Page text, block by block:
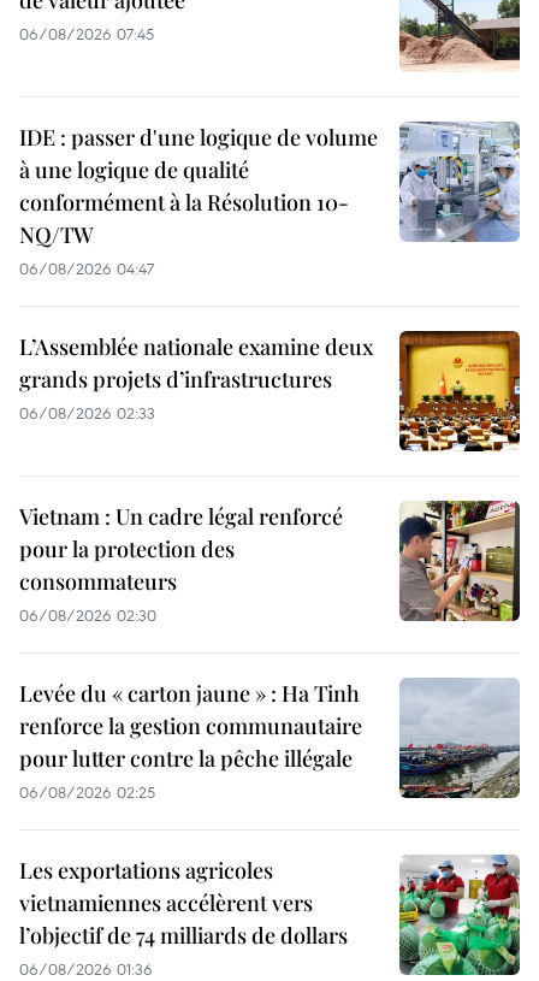
06/08/2026 07:45
IDE : passer d'une logique de volume
à une logique de qualité
conformément à la Résolution 10-
NQ/TW
06/08/2026 04:47
L’Assemblée nationale examine deux
grands projets d’infrastructures
06/08/2026 02:33
Vietnam : Un cadre légal renforcé
pour la protection des
consommateurs
06/08/2026 02:30
Levée du « carton jaune » : Ha Tinh
renforce la gestion communautaire
pour lutter contre la pêche illégale
06/08/2026 02:25
Les exportations agricoles
vietnamiennes accélèrent vers
l’objectif de 74 milliards de dollars
06/08/2026 01:36